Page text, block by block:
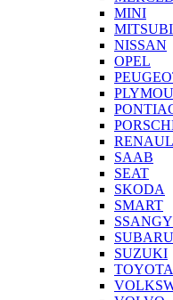
MINI
NISSAN
OPEL
SAAB
SEAT
SKODA
SMART
SUBARU
SUZUKI
TOYOTA